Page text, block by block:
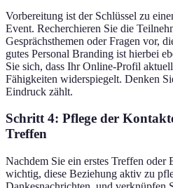
Vorbereitung ist der Schlüssel zu
Event. Recherchieren Sie die
Gesprächsthemen oder Fragen vor,
gutes Personal Branding ist hierbei
Sie sich, dass Ihr Online-Profil
Fähigkeiten widerspiegelt. Denken
Eindruck zählt.
Schritt 4: Pflege der
Treffen
Nachdem Sie ein erstes Treffen oder
wichtig, diese Beziehung aktiv zu